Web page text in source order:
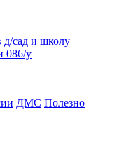
сад и школу
086/у
ДМС Полезно